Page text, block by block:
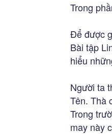
Trong
Để được
Bài tập
hiểu
Người ta
Tên. Thà
Trong
may này